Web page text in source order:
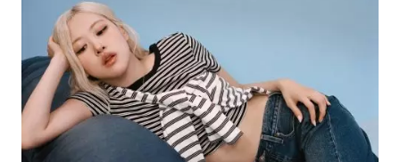
VERÃO
EUROPEU
2026
QUE
DEVEM
CHEGAR
AO